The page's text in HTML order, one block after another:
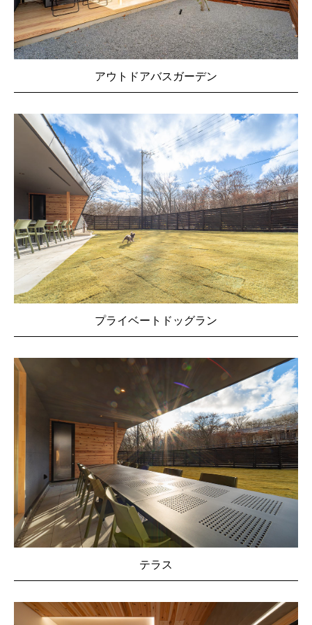
アウトドアバスガーデン
プライベートドッグラン
テラス